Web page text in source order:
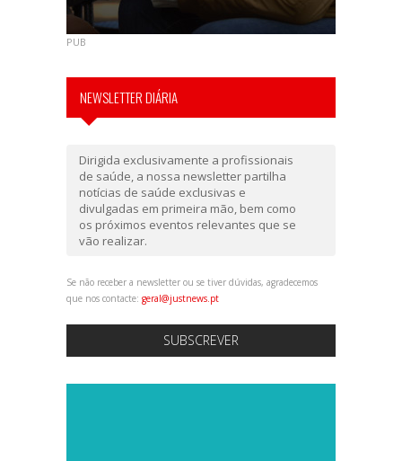
PUB
NEWSLETTER DIÁRIA
Dirigida exclusivamente a profissionais
de saúde, a nossa newsletter partilha
notícias de saúde exclusivas e
divulgadas em primeira mão, bem como
os próximos eventos relevantes que se
vão realizar.
Se não receber a newsletter ou se tiver dúvidas, agradecemos
que nos contacte: geral@justnews.pt
SUBSCREVER